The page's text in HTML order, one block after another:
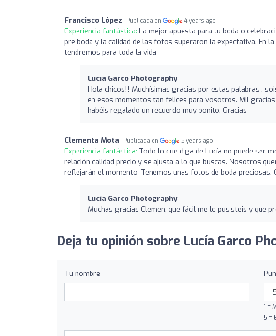
Francisco López Publicada en 4 years ago
Experiencia fantástica: La mejor apuesta para tu boda o
pre boda y la calidad de las fotos superaron la expectativa. En
tendremos para toda la vida
Lucía Garco Photography
Hola chicos!! Muchísimas gracias por estas palabras ,
en esos momentos tan felices para vosotros. Mil
habéis regalado un recuerdo muy bonito. Gracias
Clementa Mota Publicada en 5 years ago
Experiencia fantástica: Todo lo que diga de Lucía no puede ser
relación calidad precio y se ajusta a lo que buscas. Nosotros
reflejarán el momento. Tenemos unas fotos de boda preciosas.
Lucía Garco Photography
Muchas gracias Clemen, que fácil me lo pusisteis y que
Deja tu opinión sobre Lucía Garco
Tu nombre
1 =
5 =